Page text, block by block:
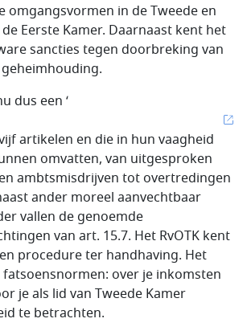
omgangsvormen in de Tweede en
Eerste Kamer. Daarnaast kent het
sancties tegen doorbreking van
dus een ‘
artikelen en die in hun vaagheid
omvatten, van uitgesproken
ambtsmisdrijven tot overtredingen
ander moreel aanvechtbaar
vallen de genoemde
van art. 15.7. Het RvOTK kent
procedure ter handhaving. Het
over je inkomsten
je als lid van Tweede Kamer
te betrachten.